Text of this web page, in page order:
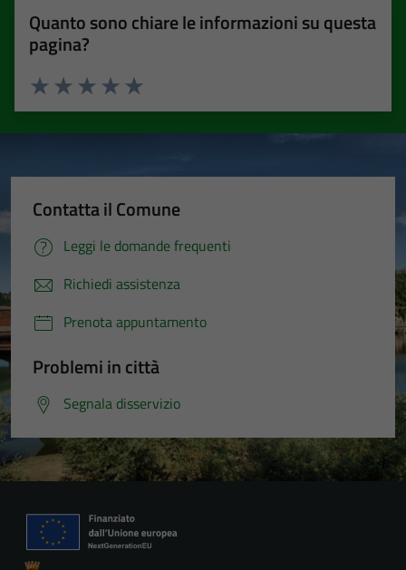
Quanto sono chiare le informazioni su questa
pagina?
Valuta 5 stelle su 5
Valuta 4 stelle su 5
Valuta 3 stelle su 5
Valuta 2 stelle su 5
Valuta 1 stelle su 5
Contatta il Comune
Leggi le domande frequenti
Richiedi assistenza
Prenota appuntamento
Problemi in città
Segnala disservizio